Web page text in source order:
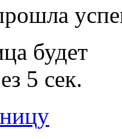
будет
5 сек.